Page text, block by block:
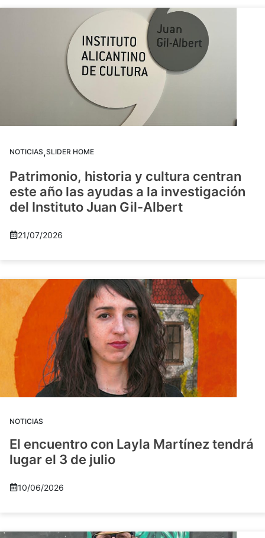
NOTICIAS,SLIDER HOME
Patrimonio, historia y cultura centran
este año las ayudas a la investigación
del Instituto Juan Gil-Albert
21/07/2026
NOTICIAS
El encuentro con Layla Martínez tendrá
lugar el 3 de julio
10/06/2026